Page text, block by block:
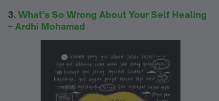
3. What’s So Wrong About Your Self Healing
– Ardhi Mohamad